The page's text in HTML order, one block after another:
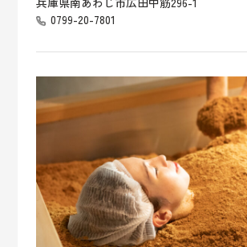
0799-20-7801